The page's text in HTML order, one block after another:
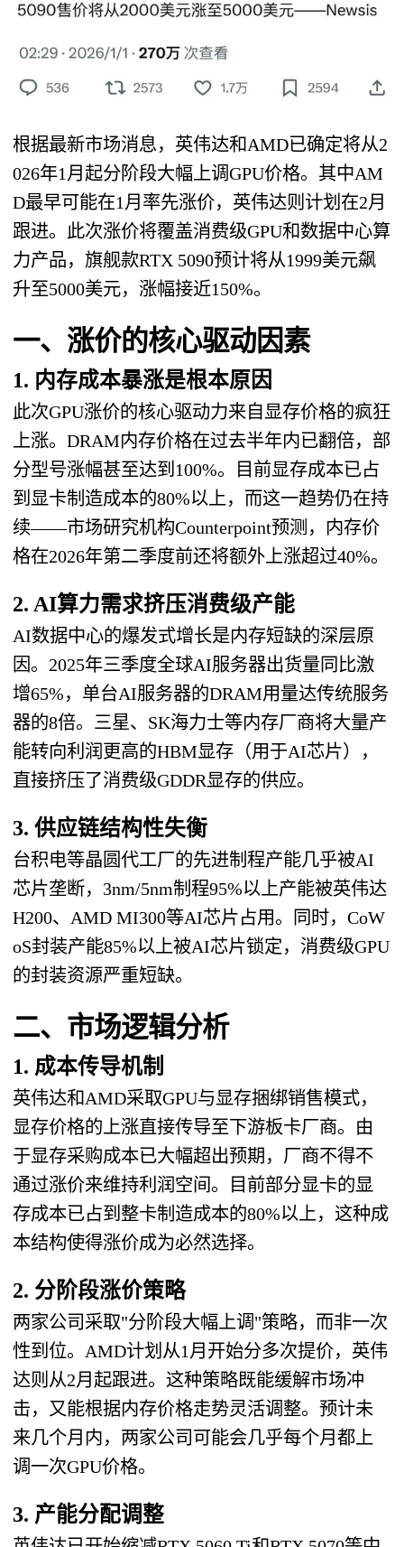
根据最新市场消息，英伟达和AMD已确定将从2
026年1月起分阶段大幅上调GPU价格。其中AM
D最早可能在1月率先涨价，英伟达则计划在2月
跟进。此次涨价将覆盖消费级GPU和数据中心算
力产品，旗舰款RTX 5090预计将从1999美元飙
升至5000美元，涨幅接近150%。
一、涨价的核心驱动因素
1. 内存成本暴涨是根本原因
此次GPU涨价的核心驱动力来自显存价格的疯狂
上涨。DRAM内存价格在过去半年内已翻倍，部
分型号涨幅甚至达到100%。目前显存成本已占
到显卡制造成本的80%以上，而这一趋势仍在持
续——市场研究机构Counterpoint预测，内存价
格在2026年第二季度前还将额外上涨超过40%。
2. AI算力需求挤压消费级产能
AI数据中心的爆发式增长是内存短缺的深层原
因。2025年三季度全球AI服务器出货量同比激
增65%，单台AI服务器的DRAM用量达传统服务
器的8倍。三星、SK海力士等内存厂商将大量产
能转向利润更高的HBM显存（用于AI芯片），
直接挤压了消费级GDDR显存的供应。
3. 供应链结构性失衡
台积电等晶圆代工厂的先进制程产能几乎被AI
芯片垄断，3nm/5nm制程95%以上产能被英伟达
H200、AMD MI300等AI芯片占用。同时，CoW
oS封装产能85%以上被AI芯片锁定，消费级GPU
的封装资源严重短缺。
二、市场逻辑分析
1. 成本传导机制
英伟达和AMD采取GPU与显存捆绑销售模式，
显存价格的上涨直接传导至下游板卡厂商。由
于显存采购成本已大幅超出预期，厂商不得不
通过涨价来维持利润空间。目前部分显卡的显
存成本已占到整卡制造成本的80%以上，这种成
本结构使得涨价成为必然选择。
2. 分阶段涨价策略
两家公司采取"分阶段大幅上调"策略，而非一次
性到位。AMD计划从1月开始分多次提价，英伟
达则从2月起跟进。这种策略既能缓解市场冲
击，又能根据内存价格走势灵活调整。预计未
来几个月内，两家公司可能会几乎每个月都上
调一次GPU价格。
3. 产能分配调整